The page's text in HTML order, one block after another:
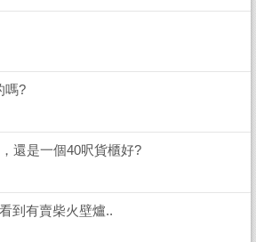
嗎?
還是一個40呎貨櫃好?
到有賣柴火壁爐..